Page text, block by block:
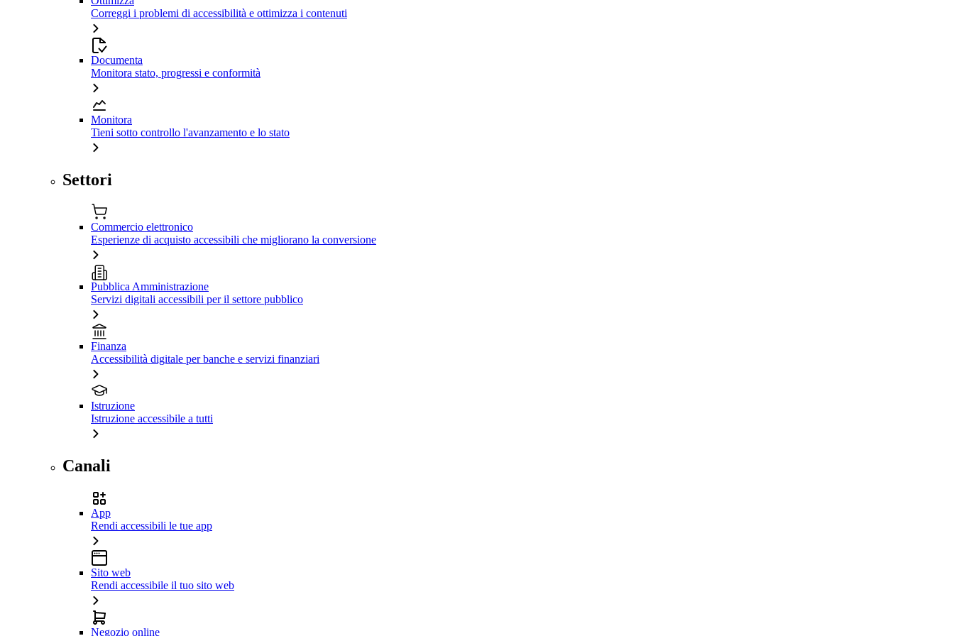
Correggi i problemi di accessibilità e ottimizza i contenuti
Documenta
Monitora stato, progressi e conformità
Monitora
Tieni sotto controllo l'avanzamento e lo stato
Settori
Commercio elettronico
Esperienze di acquisto accessibili che migliorano la conversione
Pubblica Amministrazione
Servizi digitali accessibili per il settore pubblico
Finanza
Accessibilità digitale per banche e servizi finanziari
Istruzione
Istruzione accessibile a tutti
Canali
App
Rendi accessibili le tue app
Sito web
Rendi accessibile il tuo sito web
Negozio online